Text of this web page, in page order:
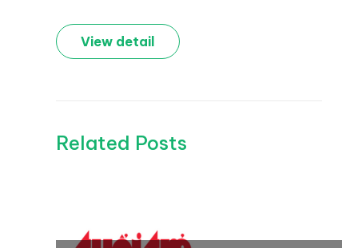
View detail
Related Posts